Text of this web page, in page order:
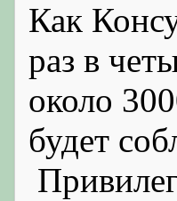
Как
раз в
около
будет